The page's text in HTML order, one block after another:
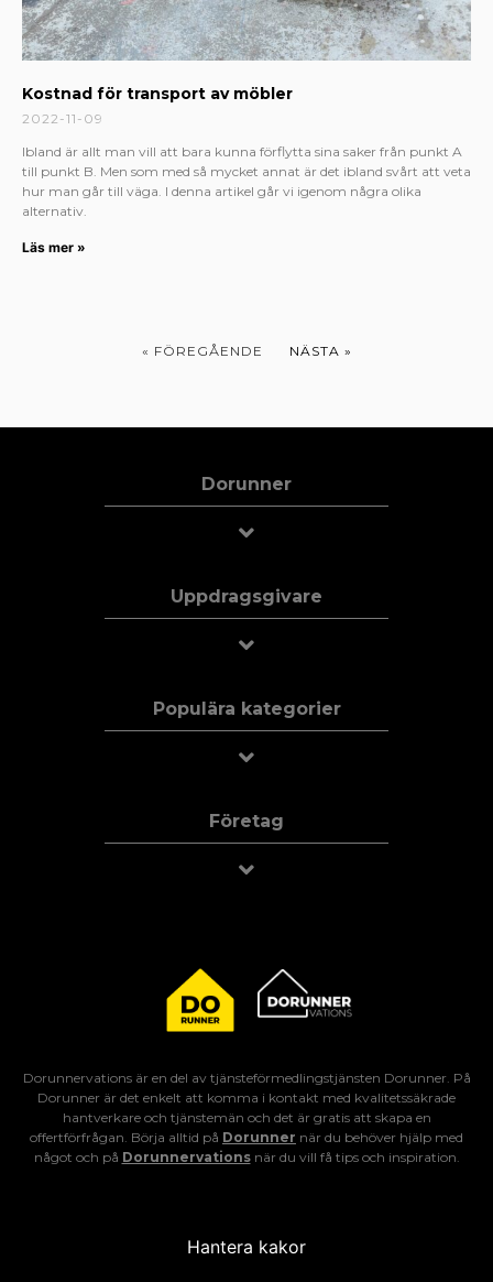
Kostnad för transport av möbler
2022-11-09
Ibland är allt man vill att bara kunna förflytta sina saker från punkt A
till punkt B. Men som med så mycket annat är det ibland svårt att veta
hur man går till väga. I denna artikel går vi igenom några olika
alternativ.
Läs mer »
« FÖREGÅENDE NÄSTA »
Dorunner
Uppdragsgivare
Populära kategorier
Företag
Dorunnervations är en del av tjänsteförmedlingstjänsten Dorunner. På
Dorunner är det enkelt att komma i kontakt med kvalitetssäkrade
hantverkare och tjänstemän och det är gratis att skapa en
offertförfrågan. Börja alltid på Dorunner när du behöver hjälp med
något och på Dorunnervationsnär du vill få tips och inspiration.
Hantera kakor